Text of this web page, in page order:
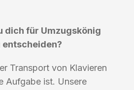
dich für Umzugskönig
Transport von Klavieren
Aufgabe ist. Unsere